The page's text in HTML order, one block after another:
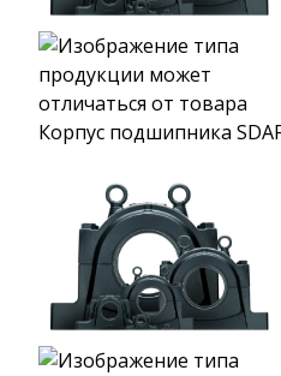
Корпус подшипника